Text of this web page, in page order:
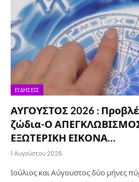
ΕΙΔΉΣΕΙΣ
ΑΥΓΟΥΣΤΟΣ 2026 :
ζώδια-Ο
ΕΞΩΤΕΡΙΚΗ ΕΙΚΟΝΑ…
1 Αυγούστου 2026
Ιούλιος και Αύγουστος δύο μήνες